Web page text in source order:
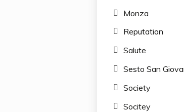
Monza
Reputation
Salute
Sesto San
Society
Socitey